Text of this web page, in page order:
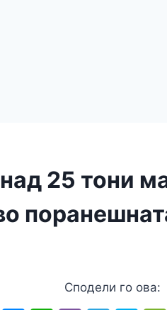
25 тони
Сподели го ова: